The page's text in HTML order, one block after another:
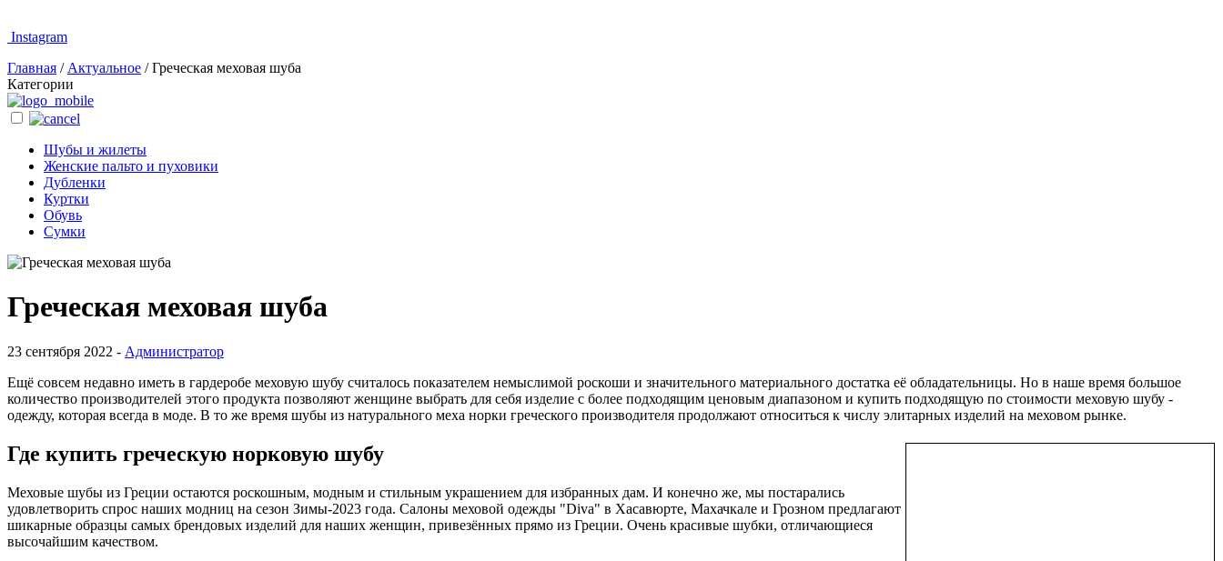
Instagram
Главная / Актуальное /Греческая меховая шуба
Категории
Шубы и жилеты
Женские пальто и пуховики
Дубленки
Куртки
Обувь
Сумки
Греческая меховая шуба
23 сентября 2022 - Администратор
Ещё совсем недавно иметь в гардеробе меховую шубу считалось показателем немыслимой роскоши и значительного материального достатка её обладательницы. Но в наше время большое
количество производителей этого продукта позволяют женщине выбрать для себя изделие с более подходящим ценовым диапазоном и купить подходящую по стоимости меховую шубу -
одежду, которая всегда в моде. В то же время шубы из натурального меха норки греческого производителя продолжают относиться к числу элитарных изделий на меховом рынке.
Где купить греческую норковую шубу
Меховые шубы из Греции остаются роскошным, модным и стильным украшением для избранных дам. И конечно же, мы постарались
удовлетворить спрос наших модниц на сезон Зимы-2023 года. Салоны меховой одежды "Diva" в Хасавюрте, Махачкале и Грозном предлагают
шикарные образцы самых брендовых изделий для наших женщин, привезённых прямо из Греции. Очень красивые шубки, отличающиеся
высочайшим качеством.